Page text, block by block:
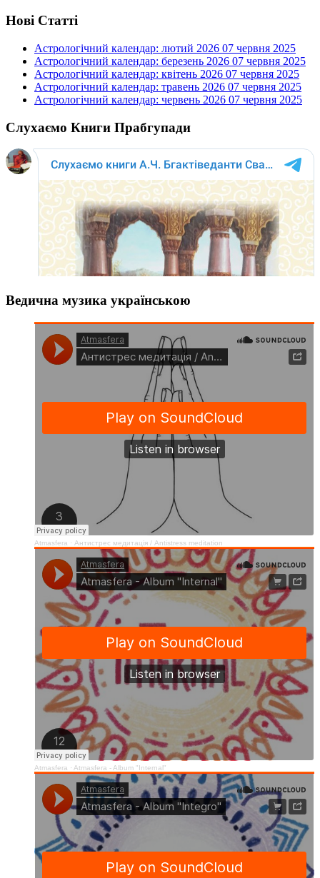
Нові Статті
Астрологічний календар: лютий 2026 07 червня 2025
Астрологічний календар: березень 2026 07 червня 2025
Астрологічний календар: квітень 2026 07 червня 2025
Астрологічний календар: травень 2026 07 червня 2025
Астрологічний календар: червень 2026 07 червня 2025
Слухаємо Книги Прабгупади
Ведична музика українською
Atmasfera · Антистрес медитація / Аntistress meditation
Atmasfera · Atmasfera - Album "Internal"